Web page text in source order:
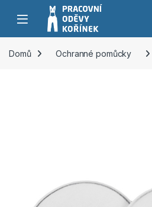
Přeskočit na navigaci
Přeskočit na obsah
Domů Ochranné pomůcky